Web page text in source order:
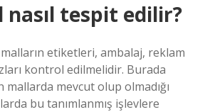
nasıl tespit edilir?
etiketleri, ambalaj, reklam
kontrol edilmelidir. Burada
mevcut olup olmadığı
bu tanımlanmış işlevlere